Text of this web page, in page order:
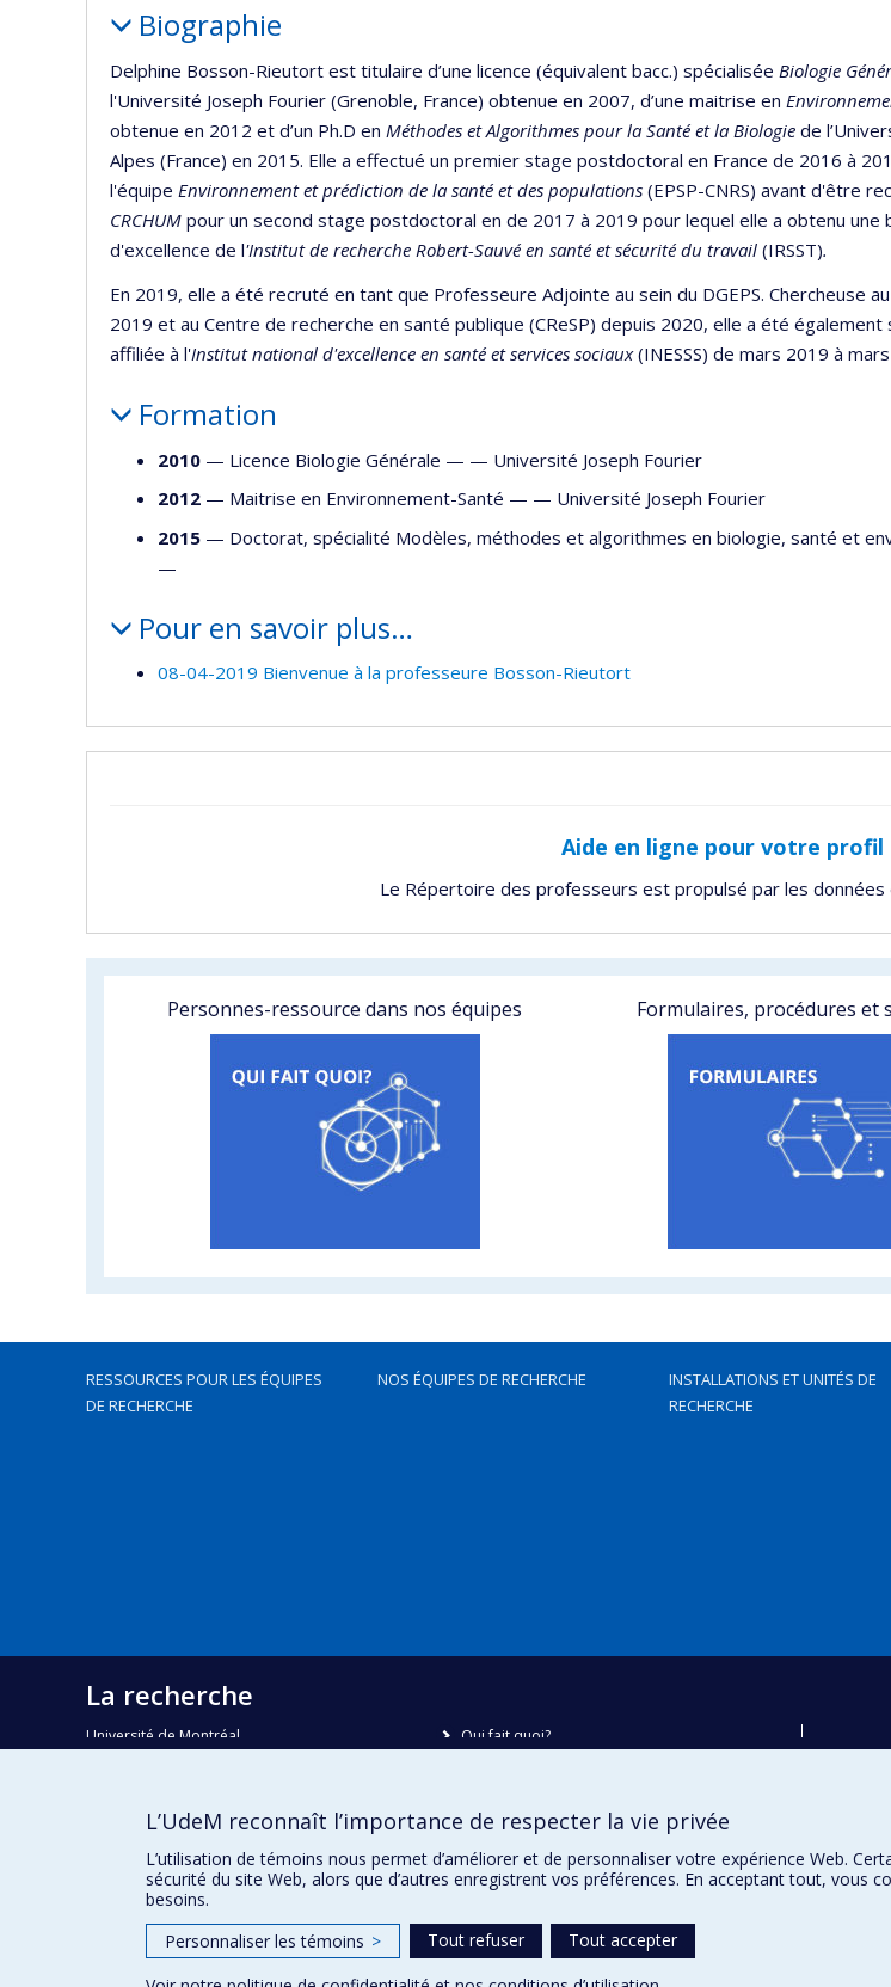
Biographie
Delphine Bosson-Rieutort est titulaire d’une licence (équivalent bacc.) spécialisée Biologie
l'Université Joseph Fourier (Grenoble, France) obtenue en 2007, d’une maitrise en
obtenue en 2012 et d’un Ph.D en Méthodes et Algorithmes pour la Santé et la Biologie de
Alpes (France) en 2015. Elle a effectué un premier stage postdoctoral en France de 2016 à
l'équipe Environnement et prédiction de la santé et des populations (EPSP-CNRS) avant d'être
CRCHUM pour un second stage postdoctoral en de 2017 à 2019 pour lequel elle a obtenu une
d'excellence de l'Institut de recherche Robert-Sauvé en santé et sécurité du travail (IRSST).
En 2019, elle a été recruté en tant que Professeure Adjointe au sein du DGEPS. Chercheuse
2019 et au Centre de recherche en santé publique (CReSP) depuis 2020, elle a été également
affiliée à l'Institut national d'excellence en santé et services sociaux(INESSS) de mars 2019 à
Formation
2010 — Licence Biologie Générale — — Université Joseph Fourier
2012 — Maitrise en Environnement-Santé — — Université Joseph Fourier
2015 — Doctorat, spécialité Modèles, méthodes et algorithmes en biologie, santé et
—
Pour en savoir plus…
08-04-2019 Bienvenue à la professeure Bosson-Rieutort
Aide en ligne pour votre profil
Le Répertoire des professeurs est propulsé par les données
Personnes-ressource dans nos équipes Formulaires, procédures et
RESSOURCES POUR LES ÉQUIPES
DE RECHERCHE
NOS ÉQUIPES DE RECHERCHE
INSTALLATIONS ET UNITÉS DE
RECHERCHE
La recherche
Université de Montréal
Courriel:recherche@umontreal.ca
Qui fait quoi?
Plan du site
Accessibilité
L’UdeM reconnaît l’importance de respecter la vie privée
L’utilisation de témoins nous permet d’améliorer et de personnaliser votre expérience Web.
sécurité du site Web, alors que d’autres enregistrent vos préférences. En acceptant tout,
besoins.
Personnaliser les témoins > Tout refuser
Tout accepter